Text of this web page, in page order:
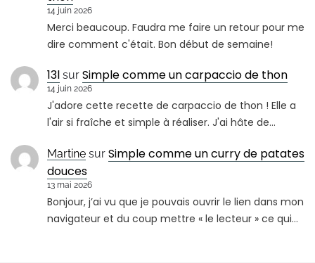
14 juin 2026
Merci beaucoup. Faudra me faire un retour pour me
dire comment c'était. Bon début de semaine!
13l sur Simple comme un carpaccio de thon
14 juin 2026
J'adore cette recette de carpaccio de thon ! Elle a
l'air si fraîche et simple à réaliser. J'ai hâte de…
Martine sur Simple comme un curry de patates
douces
13 mai 2026
Bonjour, j’ai vu que je pouvais ouvrir le lien dans mon
navigateur et du coup mettre « le lecteur » ce qui…